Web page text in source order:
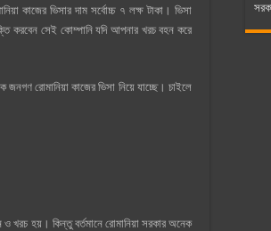
কাজের ভিসার দাম সর্বোচ্চ ৭ লক্ষ টাকা। ভিসা
করবেন সেই কোম্পানি যদি আপনার খরচ বহন করে
জনগণ রোমানিয়া কাজের ভিসা নিয়ে যাচ্ছে। চাইলে
খরচ হয়। কিন্তু বর্তমানে রোমানিয়া সরকার অনেক